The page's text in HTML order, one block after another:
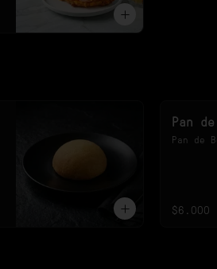
Pan
Pan de
$6.000